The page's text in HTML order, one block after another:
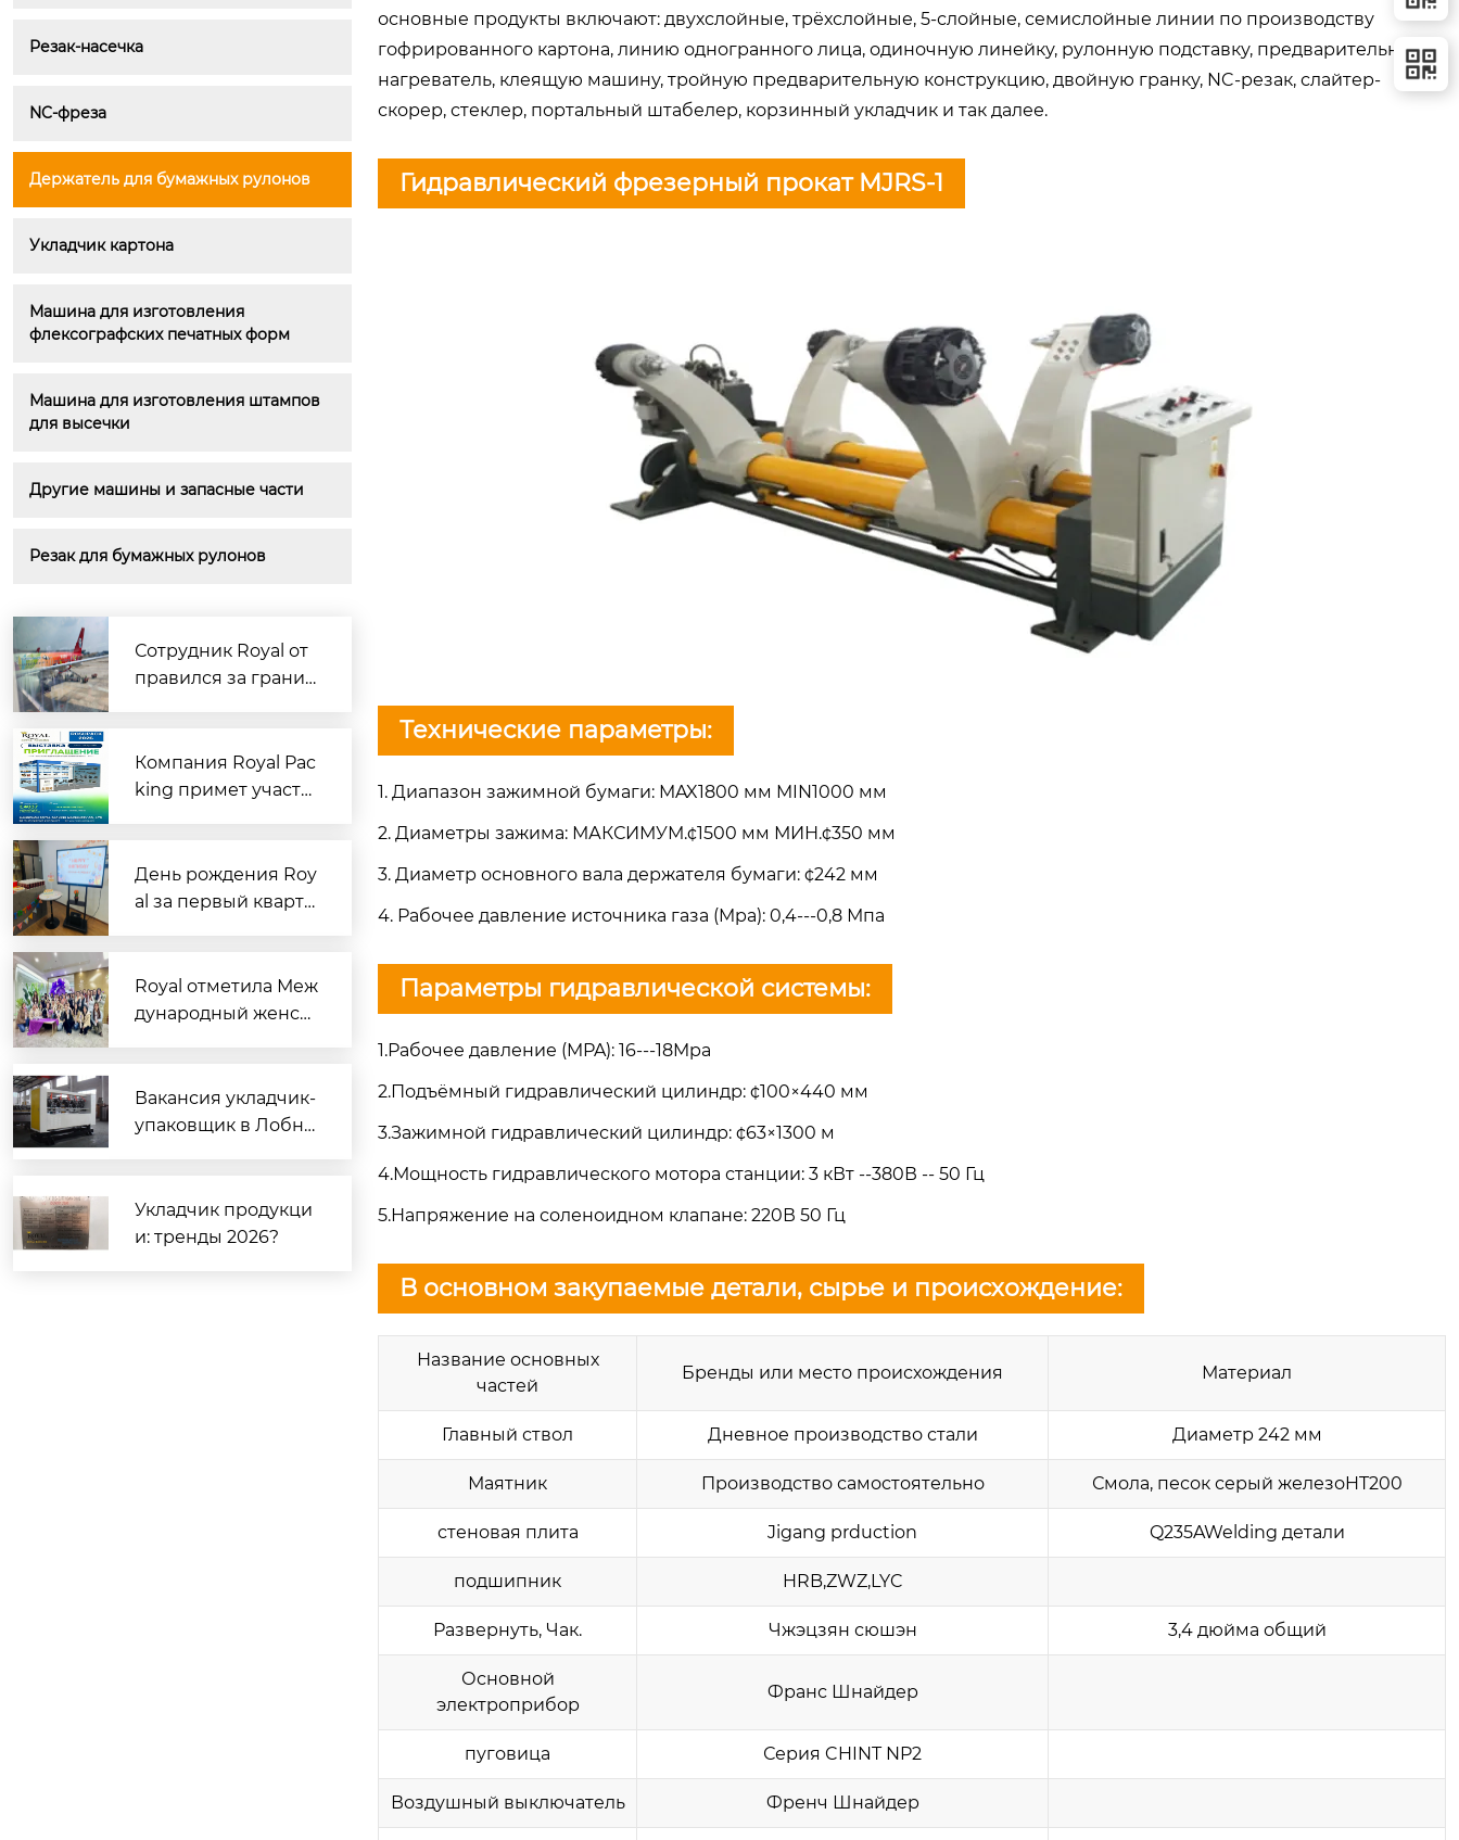
Резак-насечка
NC-фреза
Держатель для бумажных рулонов
Укладчик картона
Машина для изготовления
флексографских печатных форм
Машина для изготовления штампов
для высечки
Другие машины и запасные части
Резак для бумажных рулонов
Сотрудник Royal от
правился за границ
бота помогла успеш
но выполнить задач
Компания Royal Pac
king примет участи
День рождения Roy
al за первый кварта
рдца каждого имен
инника
Royal отметила Меж
дународный женск
дниц
Вакансия укладчик-
упаковщик в Лобне:
Укладчик продукци
и: тренды 2026?
основные продукты включают: двухслойные, трёхслойные, 5-слойные, семислойные линии по производству
гофрированного картона, линию одногранного лица, одиночную линейку, рулонную подставку, предварительный
нагреватель, клеящую машину, тройную предварительную конструкцию, двойную гранку, NC-резак, слайтер-
скорер, стеклер, портальный штабелер, корзинный укладчик и так далее.
Гидравлический фрезерный прокат MJRS-1
Технические параметры:
1. Диапазон зажимной бумаги: MAX1800 мм MIN1000 мм
2. Диаметры зажима: МАКСИМУМ.¢1500 мм МИН.¢350 мм
3. Диаметр основного вала держателя бумаги: ¢242 мм
4. Рабочее давление источника газа (Mpa): 0,4---0,8 Мпа
Параметры гидравлической системы:
1.Рабочее давление (MPA): 16---18Mpa
2.Подъёмный гидравлический цилиндр: ¢100×440 мм
3.Зажимной гидравлический цилиндр: ¢63×1300 м
4.Мощность гидравлического мотора станции: 3 кВт --380В -- 50 Гц
5.Напряжение на соленоидном клапане: 220В 50 Гц
В основном закупаемые детали, сырье и происхождение:
Название основных
частей
Бренды или место происхождения Материал
Главный ствол Дневное производство стали Диаметр 242 мм
Маятник Производство самостоятельно Смола, песок серый железоHT200
стеновая плита Jigang prduction Q235AWelding детали
подшипник HRB,ZWZ,LYC
Развернуть, Чак. Чжэцзян сюшэн 3,4 дюйма общий
Основной
электроприбор
Франс Шнайдер
пуговица Серия CHINT NP2
Воздушный выключатель Френч Шнайдер